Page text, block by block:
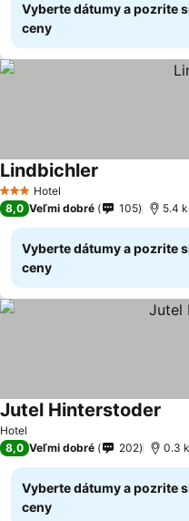
Vyberte dátumy a pozrite
ceny
3 Počet hviezdičiek
Hotel
Lindbichler
8,0 Veľmi dobré 105 5.4
Vyberte dátumy a pozrite
ceny
Hotel
Jutel Hinterstoder
8,0 Veľmi dobré 202 0.3
Vyberte dátumy a pozrite
ceny